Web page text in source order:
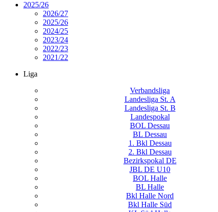
2025/26
2026/27
2025/26
2024/25
2023/24
2022/23
2021/22
Liga
Verbandsliga
Landesliga St. A
Landesliga St. B
Landespokal
BOL Dessau
BL Dessau
1. Bkl Dessau
2. Bkl Dessau
Bezirkspokal DE
JBL DE U10
BOL Halle
BL Halle
Bkl Halle Nord
Bkl Halle Süd